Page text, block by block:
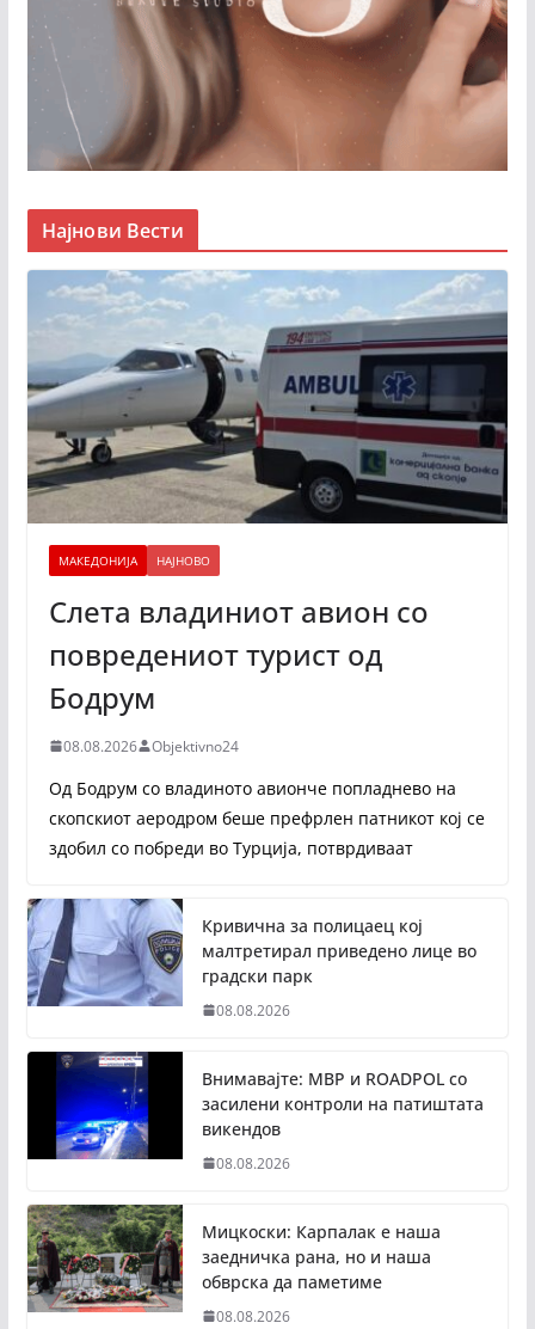
Најнови Вести
МАКЕДОНИЈА НАЈНОВО
Слета владиниот авион со
повредениот турист од
Бодрум
08.08.2026 Objektivno24
Од Бодрум со владиното авионче попладнево на
скопскиот аеродром беше префрлен патникот кој се
здобил со побреди во Турција, потврдиваат
Кривична за полицаец кој
малтретирал приведено лице во
градски парк
08.08.2026
Внимавајте: МВР и ROADPOL со
засилени контроли на патиштата
викендов
08.08.2026
Мицкоски: Карпалак е наша
заедничка рана, но и наша
обврска да паметиме
08.08.2026